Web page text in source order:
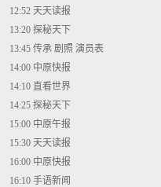
12:52 天天读报
13:20 探秘天下
13:45 传承 剧照 演员表
14:00 中原快报
14:10 直看世界
14:25 探秘天下
15:00 中原午报
15:30 天天读报
16:00 中原快报
16:10 手语新闻